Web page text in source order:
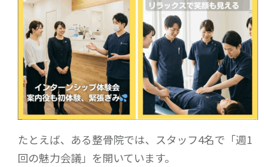
たとえば、ある整骨院では、スタッフ4名で「週1
回の魅力会議」を開いています。